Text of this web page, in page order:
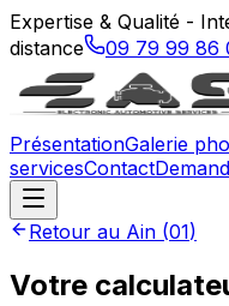
Expertise & Qualité -
distance
09 79 99 86
PrésentationGalerie
servicesContact
Retour au Ain (01)
Votre